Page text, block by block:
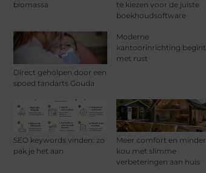
biomassa
te kiezen voor de juiste
boekhoudsoftware
Direct geholpen door een
spoed tandarts Gouda
Moderne
kantoorinrichting begint
met rust
SEO keywords vinden: zo
pak je het aan
Meer comfort en minder
kou met slimme
verbeteringen aan huis